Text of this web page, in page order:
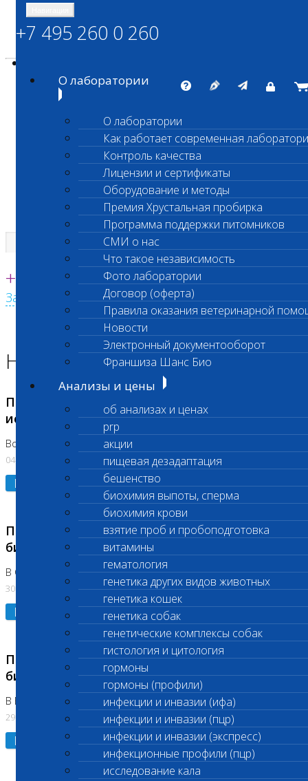
ШАНС БИО
Независимая ветеринарная лаборатория
Единая круглосуточная справочная
+7 495 260 0 260
Заказать звонок с сайта
+7 495 260 0 260
О лаборатории
О лаборатории
Как работает современная
Контроль качества
Лицензии и сертификаты
Оборудование и методы
Премия Хрустальная пробирка
Программа поддержки питомников
СМИ о нас
Что такое независимость
Фото лаборатории
Договор (оферта)
Правила оказания ветеринарной
Новости
Электронный документооборот
Франшиза Шанс Био
Анализы и цены
об анализах и ценах
prp
акции
пищевая дезадаптация
бешенство
биохимия выпоты, сперма
биохимия крови
взятие проб и пробоподготовка
витамины
гематология
генетика других видов животных
генетика кошек
генетика собак
генетические комплексы собак
гистология и цитология
гормоны
гормоны (профили)
инфекции и инвазии (ифа)
инфекции и инвазии (пцр)
инфекции и инвазии (экспресс)
инфекционные профили (пцр)
исследование кала
Главная страница
Новости лаборатории
Приостановка срочных биохимических
исследований
Во Владыкино
04.08.2026
Подробнее
Приостановлено выполнение срочных
биохимических исследований
В Сколково. Код (123,309,310)
30.07.2026
Подробнее
Приостановлено выполнение срочных
биохимических исследований
В Бутово 29.07.26
29.07.2026
Подробнее